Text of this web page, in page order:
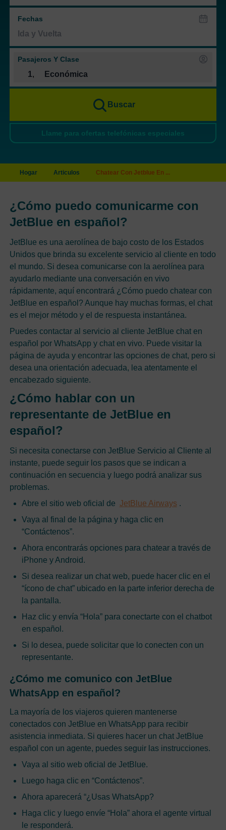
Fechas
Pasajeros Y Clase
1, Económica
Buscar
Llame para ofertas telefónicas especiales
Hogar Articulos Chatear Con Jetblue En ...
¿Cómo puedo comunicarme con
JetBlue en español?
JetBlue es una aerolínea de bajo costo de los Estados
Unidos que brinda su excelente servicio al cliente en todo
el mundo. Si desea comunicarse con la aerolínea para
ayudarlo mediante una conversación en vivo
rápidamente, aquí encontrará ¿Cómo puedo chatear con
JetBlue en español? Aunque hay muchas formas, el chat
es el mejor método y el de respuesta instantánea.
Puedes contactar al servicio al cliente JetBlue chat en
español por WhatsApp y chat en vivo. Puede visitar la
página de ayuda y encontrar las opciones de chat, pero si
desea una orientación adecuada, lea atentamente el
encabezado siguiente.
¿Cómo hablar con un
representante de JetBlue en
español?
Si necesita conectarse con JetBlue Servicio al Cliente al
instante, puede seguir los pasos que se indican a
continuación en secuencia y luego podrá analizar sus
problemas.
Abre el sitio web oficial de JetBlue Airways .
Vaya al final de la página y haga clic en
“Contáctenos”.
Ahora encontrarás opciones para chatear a través de
iPhone y Android.
Si desea realizar un chat web, puede hacer clic en el
“ícono de chat” ubicado en la parte inferior derecha de
la pantalla.
Haz clic y envía “Hola” para conectarte con el chatbot
en español.
Si lo desea, puede solicitar que lo conecten con un
representante.
¿Cómo me comunico con JetBlue
WhatsApp en español?
La mayoría de los viajeros quieren mantenerse
conectados con JetBlue en WhatsApp para recibir
asistencia inmediata. Si quieres hacer un chat JetBlue
español con un agente, puedes seguir las instrucciones.
Vaya al sitio web oficial de JetBlue.
Luego haga clic en “Contáctenos”.
Ahora aparecerá “¿Usas WhatsApp?
Haga clic y luego envíe “Hola” ahora el agente virtual
le responderá.